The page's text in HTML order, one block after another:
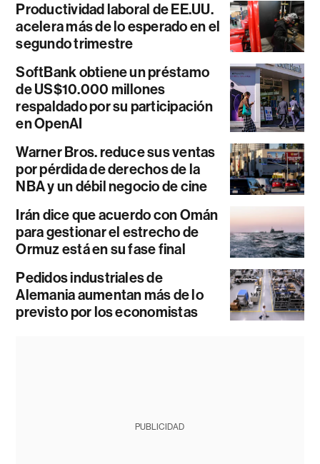
Productividad laboral de EE.UU.
acelera más de lo esperado en el
segundo trimestre
SoftBank obtiene un préstamo
de US$10.000 millones
respaldado por su participación
en OpenAI
Warner Bros. reduce sus ventas
por pérdida de derechos de la
NBA y un débil negocio de cine
Irán dice que acuerdo con Omán
para gestionar el estrecho de
Ormuz está en su fase final
Pedidos industriales de
Alemania aumentan más de lo
previsto por los economistas
PUBLICIDAD